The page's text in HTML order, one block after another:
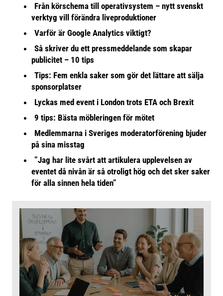
Från körschema till operativsystem – nytt svenskt
verktyg vill förändra liveproduktioner
Varför är Google Analytics viktigt?
Så skriver du ett pressmeddelande som skapar
publicitet – 10 tips
Tips: Fem enkla saker som gör det lättare att sälja
sponsorplatser
Lyckas med event i London trots ETA och Brexit
9 tips: Bästa möbleringen för mötet
Medlemmarna i Sveriges moderatorförening bjuder
på sina misstag
”Jag har lite svårt att artikulera upplevelsen av
eventet då nivån är så otroligt hög och det sker saker
för alla sinnen hela tiden”